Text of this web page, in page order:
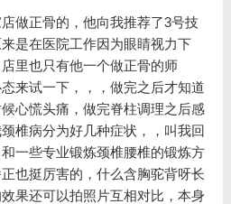
做正骨的，他向我推荐了3号技
是在医院工作因为眼睛视力下
里也只有他一个做正骨的师
来试一下，，，做完之后才知道
心慌头痛，做完脊柱调理之后感
椎病分为好几种症状，，叫我回
一些专业锻炼颈椎腰椎的锻炼方
也挺厉害的，什么含胸驼背呀长
果还可以拍照片互相对比，本身